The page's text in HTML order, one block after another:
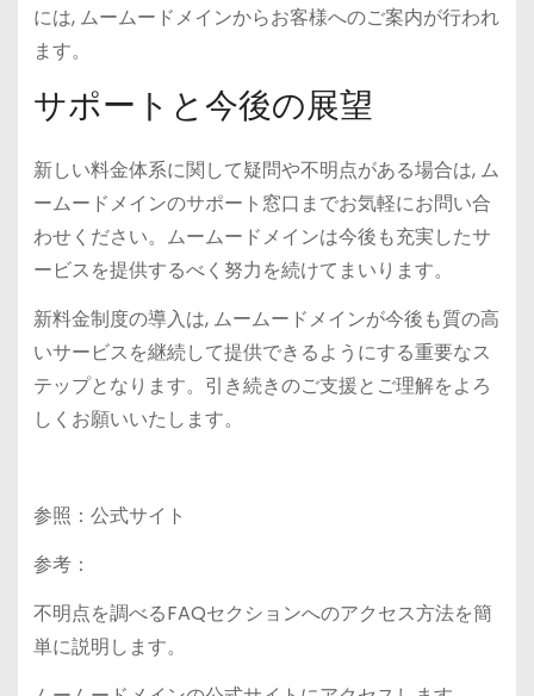
には, ムームードメインからお客様へのご案内が行われ
ます。
サポートと今後の展望
新しい料金体系に関して疑問や不明点がある場合は, ム
ームードメインのサポート窓口までお気軽にお問い合
わせください。ムームードメインは今後も充実したサ
ービスを提供するべく努力を続けてまいります。
新料金制度の導入は, ムームードメインが今後も質の高
いサービスを継続して提供できるようにする重要なス
テップとなります。引き続きのご支援とご理解をよろ
しくお願いいたします。
参照：公式サイト
参考：
不明点を調べるFAQセクションへのアクセス方法を簡
単に説明します。